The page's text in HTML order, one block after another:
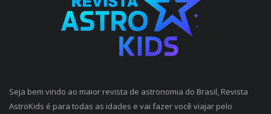
Seja bem vindo ao maior revista de astronomia do Brasil, Revista
AstroKids é para todas as idades e vai fazer você viajar pelo